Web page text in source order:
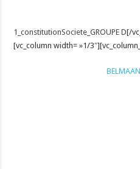
1_constitutionSociete_GROUPE D[/
[vc_column width= »1/